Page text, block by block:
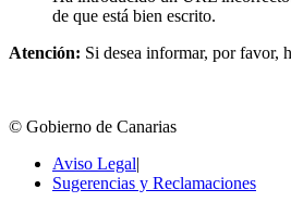
de que está bien escrito.
Atención: Si desea informar, por favor,
© Gobierno de Canarias
Aviso Legal|
Sugerencias y Reclamaciones